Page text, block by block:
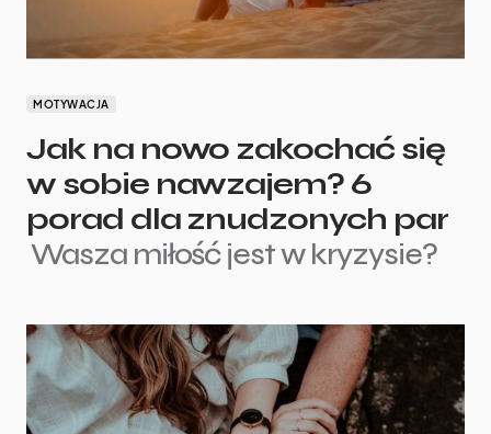
MOTYWACJA
Jak na nowo zakochać się
w sobie nawzajem? 6
porad dla znudzonych par
Wasza miłość jest w kryzysie?